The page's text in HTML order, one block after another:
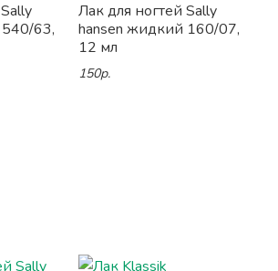
63,
Лак для ногтей Sally
hansen жидкий 160/07,
12 мл
150р.